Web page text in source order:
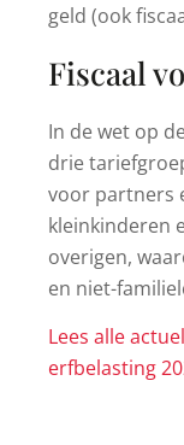
geld (ook
Fiscaal
In de wet op
drie
voor partners
kleinkinderen
overigen,
en niet-
Lees alle
erfbelasting